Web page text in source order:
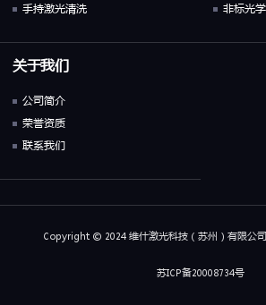
手持激光清洗
非标光
关于我们
公司简介
荣誉资质
联系我们
Copyright © 2024 维什激光科技（苏州）有限公
苏ICP备20008734号